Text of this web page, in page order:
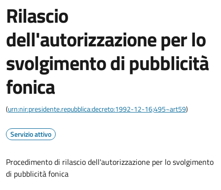
Rilascio
dell'autorizzazione per lo
svolgimento di pubblicità
fonica
(urn:nir:presidente.repubblica:decreto:1992-12-16;495~art59)
Servizio attivo
Procedimento di rilascio dell'autorizzazione per lo svolgimento
di pubblicità fonica